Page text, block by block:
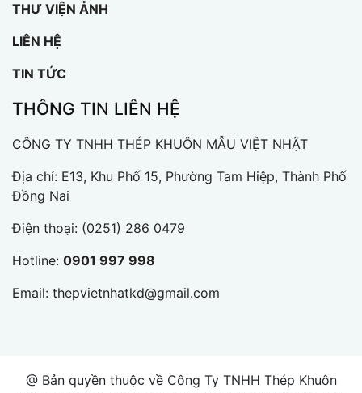
THƯ VIỆN ẢNH
LIÊN HỆ
TIN TỨC
THÔNG TIN LIÊN HỆ
CÔNG TY TNHH THÉP KHUÔN MẪU VIỆT NHẬT
Địa chỉ: E13, Khu Phố 15, Phường Tam Hiệp, Thành Phố
Đồng Nai
Điện thoại: (0251) 286 0479
Hotline: 0901 997 998
Email: thepvietnhatkd@gmail.com
@ Bản quyền thuộc về Công Ty TNHH Thép Khuôn